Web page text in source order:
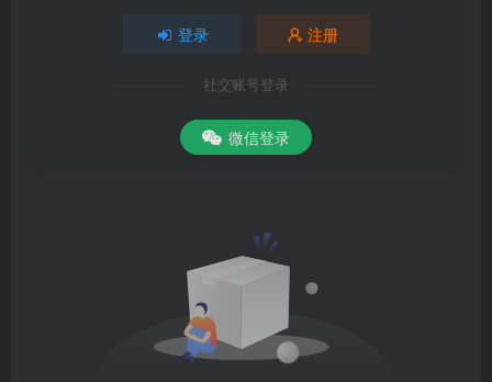
登录 注册
社交账号登录
微信登录